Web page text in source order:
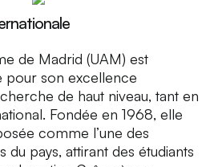
de Madrid (UAM) est
pour son excellence
de haut niveau, tant en
Fondée en 1968, elle
comme l’une des
du pays, attirant des étudiants